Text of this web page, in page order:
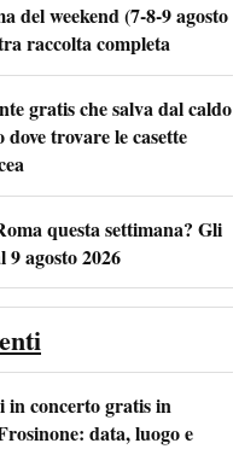
del weekend (7-8-9 agosto
raccolta completa
gratis che salva dal caldo
dove trovare le casette
questa settimana? Gli
9 agosto 2026
in concerto gratis in
data, luogo e